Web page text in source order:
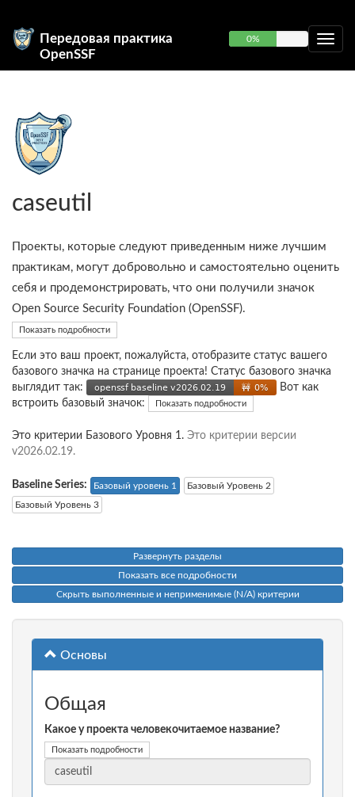
Передовая практика
OpenSSF
0%
caseutil
Проекты, которые следуют приведенным ниже лучшим
практикам, могут добровольно и самостоятельно оценить
себя и продемонстрировать, что они получили значок
Open Source Security Foundation (OpenSSF).
Показать подробности
Если это ваш проект, пожалуйста, отобразите статус вашего
базового значка на странице проекта! Статус базового значка
выглядит так:
Вот как
встроить базовый значок:
Показать подробности
Это критерии Базового Уровня 1. Это критерии версии
v2026.02.19.
Baseline Series: Базовый уровень 1
Базовый Уровень 2
Базовый Уровень 3
Развернуть разделы
Показать все подробности
Скрыть выполненные и неприменимые (N/A) критерии
Основы
Общая
Какое у проекта человекочитаемое название?
Показать подробности